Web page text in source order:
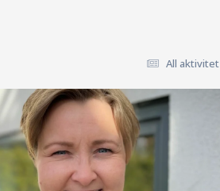
All aktivitet